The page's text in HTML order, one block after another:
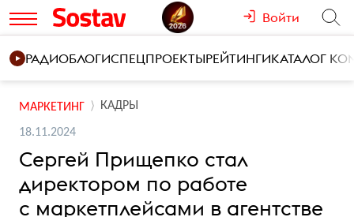
Войти
РАДИОБЛОГИСПЕЦПРОЕКТЫРЕЙТИНГИКАТАЛОГ
МАРКЕТИНГ КАДРЫ
18.11.2024
Сергей Прищепко стал
директором по работе
с маркетплейсами в агентстве